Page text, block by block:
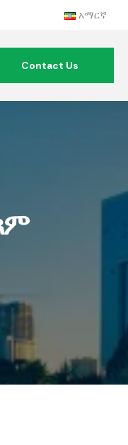
አማርኛ
Contact Us